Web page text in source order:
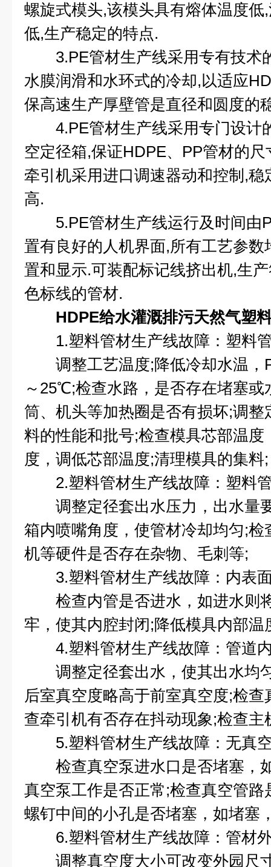
螺旋式模头,该模头具有熔体温度
低,生产稳定的特点.
3.PE管材生产线采用专有技术
水膜润滑和水环式的冷却,以适应
保高速生产厚壁管是直径和圆度的
4.PE管材生产线采用专门设计
空定径箱,保证HDPE、PP管材的
牵引机采用进口调速器动和控制,
高.
5.PE管材生产线运行及时间由
置有良好的人机界面,所有工艺参
置和显示.可装配标记线挤出机,生
色标线的管材.
HDPE给水灌溉排污天然气塑
1.塑料管材生产线故障：塑料
调整工艺温度;降低冷却水温，
～25℃;检查水路，是否存在堵塞或
筒、机头等加热圈是否有损坏;调
料的性能和批号;检查模具芯部温度
度，调低芯部温度;清理模具的集料;
2.塑料管材生产线故障：塑料
调整定径套出水压力，出水量
箱内喷嘴角度，使管材冷却均匀;
机等硬件是否存在杂物、毛刺等;
3.塑料管材生产线故障：内表
检查内管是否进水，如进水则
牢，使其内腔封闭;降低模具内部温
4.塑料管材生产线故障：管道
调整定径套出水，使其出水均
后室真空度略高于前室真空度;检
查牵引机有否存在抖动现象;检查主
5.塑料管材生产线故障：无真
检查真空泵进水口是否堵塞，
真空泵工作是否正常;检查真空管
螺钉中间的小孔是否堵塞，如堵塞
6.塑料管材生产线故障：管材
调整真空度大小可改变外园尺